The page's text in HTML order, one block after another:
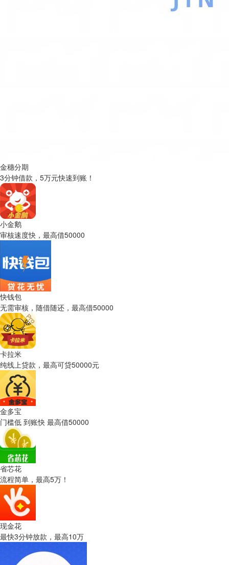
金穗分期
3分钟借款，5万元快速到账！
小金鹅
审核速度快，最高借50000
快钱包
无需审核，随借随还，最高借50000
卡拉米
纯线上贷款，最高可贷50000元
金多宝
门槛低 到账快 最高借50000
省芯花
流程简单，最高5万！
现金花
最快3分钟放款，最高10万